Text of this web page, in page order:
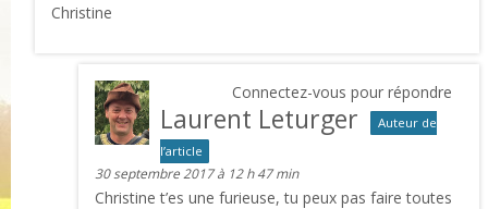
Christine
Connectez-vous pour répondre
Laurent Leturger
Auteur de
l’article
30 septembre 2017 à 12 h 47 min
Christine t’es une furieuse, tu peux pas faire toutes